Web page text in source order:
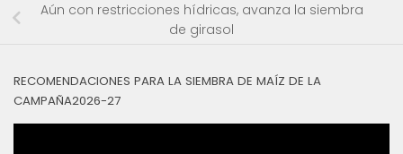
Aún con restricciones hídricas, avanza la siembra
de girasol
RECOMENDACIONES PARA LA SIEMBRA DE MAÍZ DE LA
CAMPAÑA2026-27